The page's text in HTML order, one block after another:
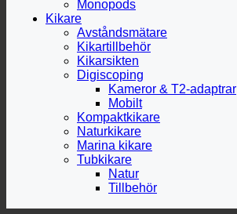
Monopods
Kikare
Avståndsmätare
Kikartillbehör
Kikarsikten
Digiscoping
Kameror & T2-adaptrar
Mobilt
Kompaktkikare
Naturkikare
Marina kikare
Tubkikare
Natur
Tillbehör